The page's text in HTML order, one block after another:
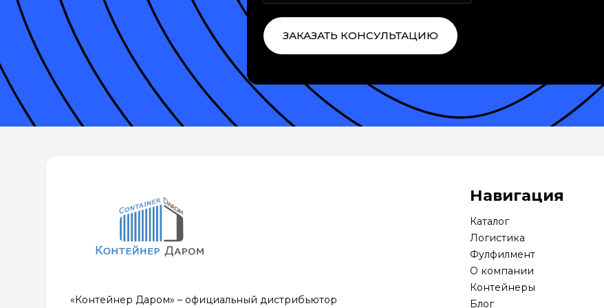
ЗАКАЗАТЬ КОНСУЛЬТАЦИЮ
«Контейнер Даром» – официальный дистрибьютор
Навигация
Каталог
Логистика
Фулфилмент
О компании
Контейнеры
Блог